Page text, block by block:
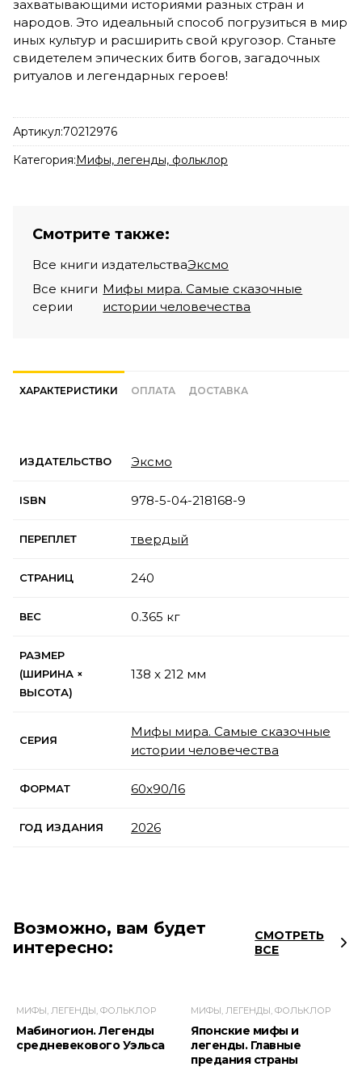
захватывающими историями разных стран и
народов. Это идеальный способ погрузиться в мир
иных культур и расширить свой кругозор. Станьте
свидетелем эпических битв богов, загадочных
ритуалов и легендарных героев!
Артикул:70212976
Категория:Мифы, легенды, фольклор
Смотрите также:
Все книги издательстваЭксмо
Все книги
серии
Мифы мира. Самые сказочные
истории человечества
ХАРАКТЕРИСТИКИ ОПЛАТА ДОСТАВКА
ИЗДАТЕЛЬСТВО Эксмо
ISBN 978-5-04-218168-9
ПЕРЕПЛЕТ твердый
СТРАНИЦ 240
ВЕС 0.365 кг
РАЗМЕР
(ШИРИНА ×
ВЫСОТА)
138 x 212 мм
СЕРИЯ
Мифы мира. Самые сказочные
истории человечества
ФОРМАТ 60x90/16
ГОД ИЗДАНИЯ 2026
Возможно, вам будет
интересно:
СМОТРЕТЬ
ВСЕ
МИФЫ, ЛЕГЕНДЫ, ФОЛЬКЛОР
Мабиногион. Легенды
средневекового Уэльса
МИФЫ, ЛЕГЕНДЫ, ФОЛЬКЛОР
Японские мифы и
легенды. Главные
предания страны